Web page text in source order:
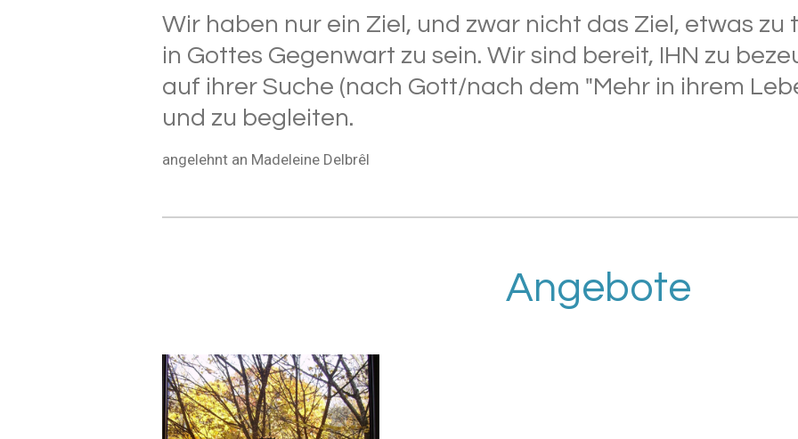
Wir haben nur ein Ziel, und zwar nicht das Ziel, etwas zu
in Gottes Gegenwart zu sein. Wir sind bereit, IHN zu
auf ihrer Suche (nach Gott/nach dem "Mehr in ihrem
und zu begleiten.
angelehnt an Madeleine Delbrêl
Angebote